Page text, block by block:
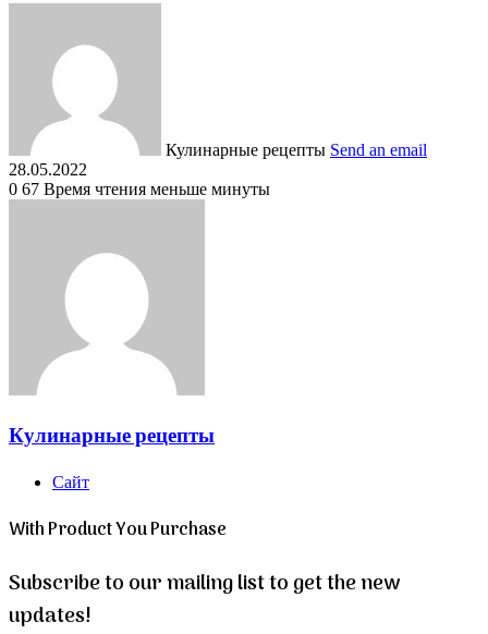
Кулинарные рецепты Send an email
28.05.2022
0 67 Время чтения меньше минуты
Кулинарные рецепты
Сайт
With Product You Purchase
Subscribe to our mailing list to get the new
updates!